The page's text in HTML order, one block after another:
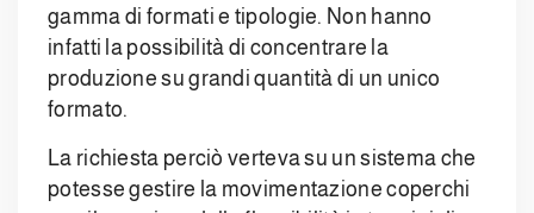
gamma di formati e tipologie. Non hanno
infatti la possibilità di concentrare la
produzione su grandi quantità di un unico
formato.
La richiesta perciò verteva su un sistema che
potesse gestire la movimentazione coperchi